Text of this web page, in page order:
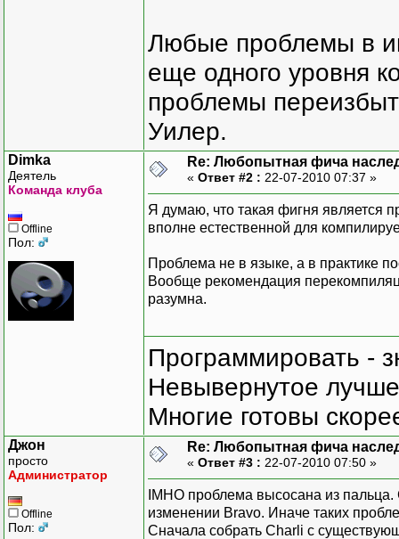
Любые проблемы в
еще одного уровня
проблемы
Уилер.
Dimka
Деятель
Команда клуба
Offline
Пол:
Re: Любопытная фича
« Ответ #2 : 22-07-2010 07:37 »
Я думаю, что такая фигня является
вполне естественной для
Проблема не в языке, а в практике
Вообще рекомендация
разумна.
Программировать -
Невывернутое
Многие готовы
Джон
просто
Администратор
Offline
Пол:
Re: Любопытная фича
« Ответ #3 : 22-07-2010 07:50 »
IMHO проблема высосана из
изменении Bravo. Иначе таких
Сначала собрать Charli с